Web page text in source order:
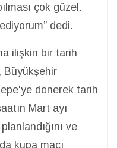
çok güzel.
dedi.
ilişkin bir tarih
Büyükşehir
dönerek tarih
Mart ayı
ve
kupa maçı